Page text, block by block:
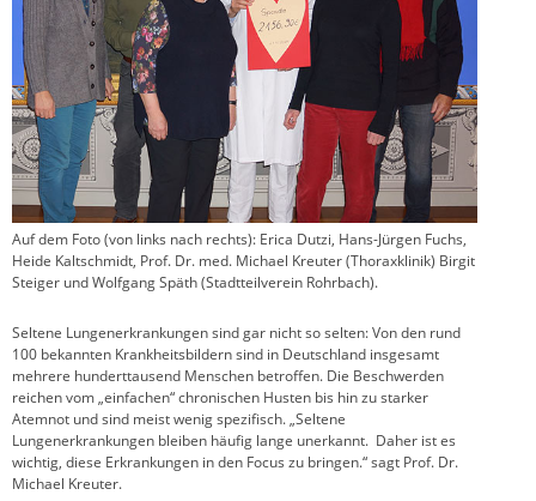
Auf dem Foto (von links nach rechts): Erica Dutzi, Hans-Jürgen Fuchs,
Heide Kaltschmidt, Prof. Dr. med. Michael Kreuter (Thoraxklinik) Birgit
Steiger und Wolfgang Späth (Stadtteilverein Rohrbach).
Seltene Lungenerkrankungen sind gar nicht so selten: Von den rund
100 bekannten Krankheitsbildern sind in Deutschland insgesamt
mehrere hunderttausend Menschen betroffen. Die Beschwerden
reichen vom „einfachen“ chronischen Husten bis hin zu starker
Atemnot und sind meist wenig spezifisch. „Seltene
Lungenerkrankungen bleiben häufig lange unerkannt. Daher ist es
wichtig, diese Erkrankungen in den Focus zu bringen.“ sagt Prof. Dr.
Michael Kreuter.